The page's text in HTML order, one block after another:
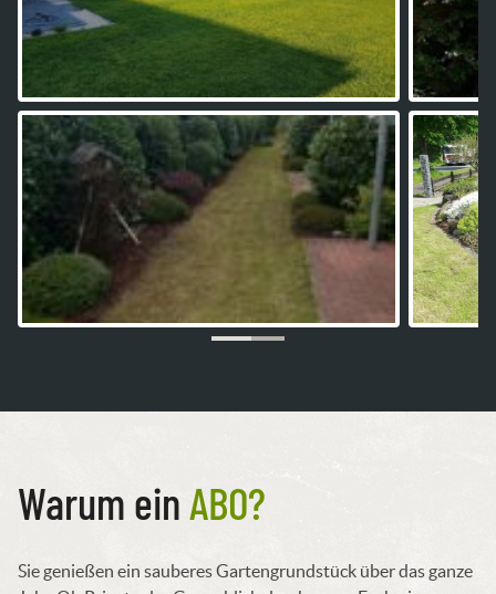
Warum ein ABO?
Sie genießen ein sauberes Gartengrundstück über das ganze